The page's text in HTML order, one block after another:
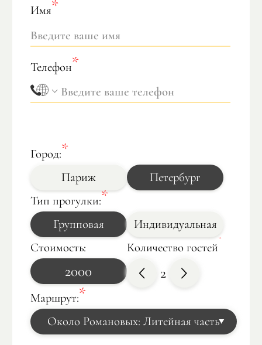
Имя
Телефон
Город:
Париж
Петербург
Тип прогулки:
Групповая
Индивидуальная
Стоимость:
2000
Количество гостей
2
Маршрут:
Около Романовых: Литейная часть
Дворцовая Слобода